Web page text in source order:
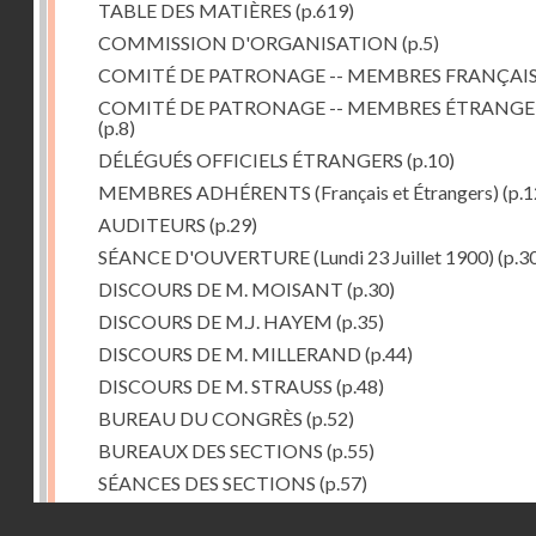
TABLE DES MATIÈRES (p.619)
COMMISSION D'ORGANISATION (p.5)
COMITÉ DE PATRONAGE -- MEMBRES
COMITÉ DE PATRONAGE -- MEMBRES
(p.8)
DÉLÉGUÉS OFFICIELS ÉTRANGERS (p.10)
MEMBRES ADHÉRENTS (Français et Étrangers)
AUDITEURS (p.29)
SÉANCE D'OUVERTURE (Lundi 23 Juillet 1900)
DISCOURS DE M. MOISANT (p.30)
DISCOURS DE M.J. HAYEM (p.35)
DISCOURS DE M. MILLERAND (p.44)
DISCOURS DE M. STRAUSS (p.48)
BUREAU DU CONGRÈS (p.52)
BUREAUX DES SECTIONS (p.55)
SÉANCES DES SECTIONS (p.57)